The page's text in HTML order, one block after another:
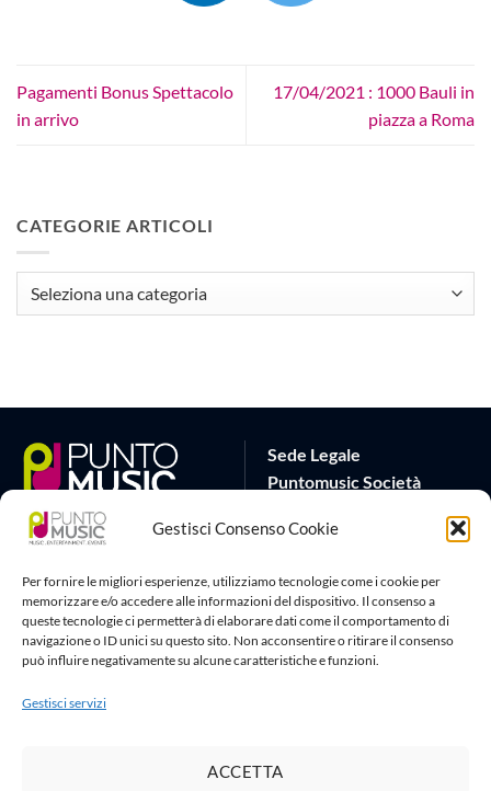
Gestisci Consenso Cookie
Per fornire le migliori esperienze, utilizziamo tecnologie come i cookie per
memorizzare e/o accedere alle informazioni del dispositivo. Il consenso a
queste tecnologie ci permetterà di elaborare dati come il comportamento di
navigazione o ID unici su questo sito. Non acconsentire o ritirare il consenso
può influire negativamente su alcune caratteristiche e funzioni.
Gestisci servizi
ACCETTA
CATEGORIE ARTICOLI
Pagamenti Bonus Spettacolo
in arrivo
17/04/2021 : 1000 Bauli in
piazza a Roma
Sede Legale
Puntomusic Società
Via G.B. Rota 17
P.IVA 03795620982
Sede Operativa
via G.Puccini 22
25080 Padenghe sul Garda
Artlife Cloud